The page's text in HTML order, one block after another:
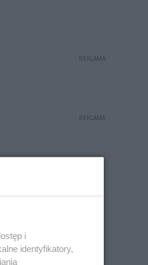
REKLAMA
REKLAMA
i
identyfikatory,